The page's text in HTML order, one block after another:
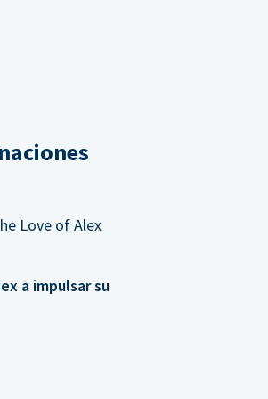
Love of Alex
a impulsar su